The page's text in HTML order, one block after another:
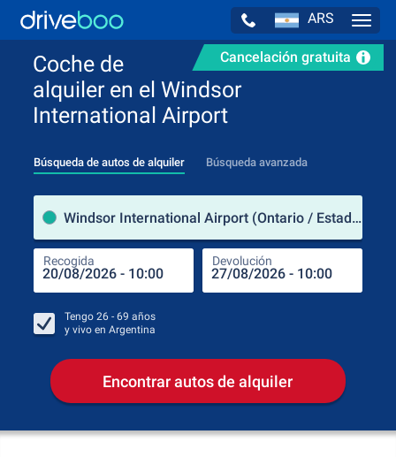
ARS
Cancelación gratuita
Coche de
alquiler en el Windsor
International Airport
Búsqueda de autos de alquiler Búsqueda avanzada
Windsor International Airport (Ontario / Estados Unidos de América)
Recogida Devolución
Tengo 26 - 69 años
y vivo en Argentina
Encontrar autos de alquiler